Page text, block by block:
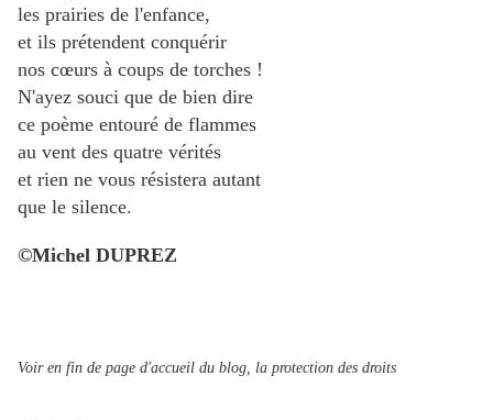
les prairies de l'enfance,
et ils prétendent conquérir
nos cœurs à coups de torches !
N'ayez souci que de bien dire
ce poème entouré de flammes
au vent des quatre vérités
et rien ne vous résistera autant
que le silence.
©Michel DUPREZ
Voir en fin de page d'accueil du blog, la protection des droits